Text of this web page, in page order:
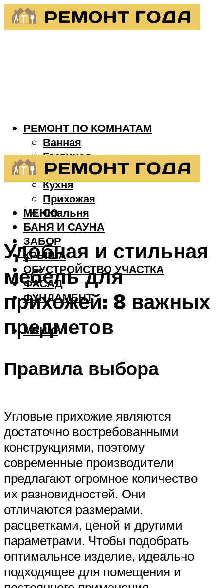
РЕМОНТ ПО КОМНАТАМ
Ванная
Гостиная
Детская
Кухня
Прихожая
Спальня
БАНЯ И САУНА
ЗАБОР
КРЫША
ОБУСТРОЙСТВО УЧАСТКА
ФАСАД
ФУНДАМЕНТ
МЕНЮ
МЕНЮ
Удобная и стильная
мебель для
прихожей: 8 важных
предметов
Правила выбора
Угловые прихожие являются
достаточно востребованными
конструкциями, поэтому
современные производители
предлагают огромное количество
их разновидностей. Они
отличаются размерами,
расцветками, ценой и другими
параметрами. Чтобы подобрать
оптимальное изделие, идеально
подходящее для помещения и